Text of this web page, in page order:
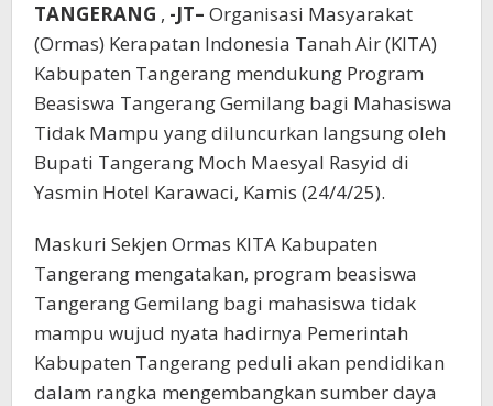
TANGERANG , -JT– Organisasi Masyarakat
(Ormas) Kerapatan Indonesia Tanah Air (KITA)
Kabupaten Tangerang mendukung Program
Beasiswa Tangerang Gemilang bagi Mahasiswa
Tidak Mampu yang diluncurkan langsung oleh
Bupati Tangerang Moch Maesyal Rasyid di
Yasmin Hotel Karawaci, Kamis (24/4/25).
Maskuri Sekjen Ormas KITA Kabupaten
Tangerang mengatakan, program beasiswa
Tangerang Gemilang bagi mahasiswa tidak
mampu wujud nyata hadirnya Pemerintah
Kabupaten Tangerang peduli akan pendidikan
dalam rangka mengembangkan sumber daya